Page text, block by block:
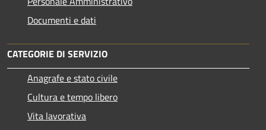
Documenti e dati
CATEGORIE DI SERVIZIO
Anagrafe e stato civile
Cultura e tempo libero
Vita lavorativa